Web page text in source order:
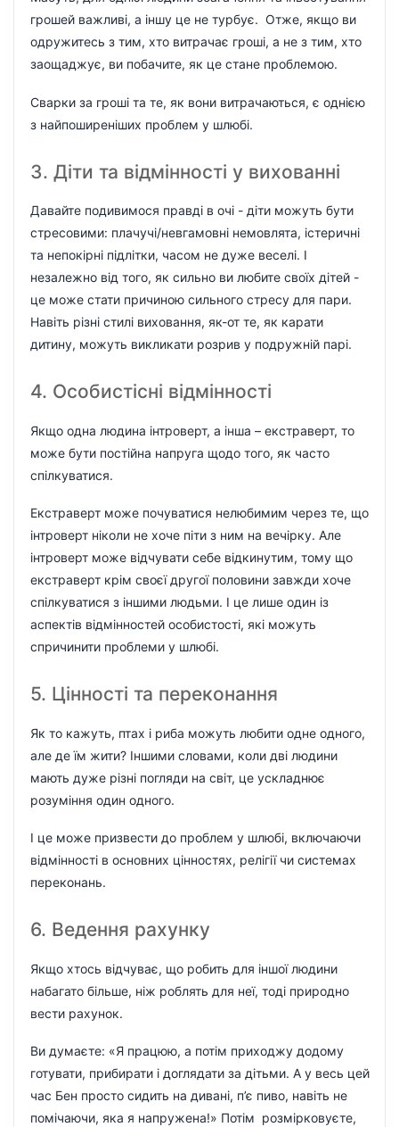
грошей важливі, а іншу це не турбує. Отже, якщо ви
одружитесь з тим, хто витрачає гроші, а не з тим, хто
заощаджує, ви побачите, як це стане проблемою.
Сварки за гроші та те, як вони витрачаються, є однією
з найпоширеніших проблем у шлюбі.
3. Діти та відмінності у вихованні
Давайте подивимося правді в очі - діти можуть бути
стресовими: плачучі/невгамовні немовлята, істеричні
та непокірні підлітки, часом не дуже веселі. І
незалежно від того, як сильно ви любите своїх дітей -
це може стати причиною сильного стресу для пари.
Навіть різні стилі виховання, як-от те, як карати
дитину, можуть викликати розрив у подружній парі.
4. Особистісні відмінності
Якщо одна людина інтроверт, а інша – екстраверт, то
може бути постійна напруга щодо того, як часто
спілкуватися.
Екстраверт може почуватися нелюбимим через те, що
інтроверт ніколи не хоче піти з ним на вечірку. Але
інтроверт може відчувати себе відкинутим, тому що
екстраверт крім своєї другої половини завжди хоче
спілкуватися з іншими людьми. І це лише один із
аспектів відмінностей особистості, які можуть
спричинити проблеми у шлюбі.
5. Цінності та переконання
Як то кажуть, птах і риба можуть любити одне одного,
але де їм жити? Іншими словами, коли дві людини
мають дуже різні погляди на світ, це ускладнює
розуміння один одного.
І це може призвести до проблем у шлюбі, включаючи
відмінності в основних цінностях, релігії чи системах
переконань.
6. Ведення рахунку
Якщо хтось відчуває, що робить для іншої людини
набагато більше, ніж роблять для неї, тоді природно
вести рахунок.
Ви думаєте: «Я працюю, а потім приходжу додому
готувати, прибирати і доглядати за дітьми. А у весь цей
час Бен просто сидить на дивані, п’є пиво, навіть не
помічаючи, яка я напружена!» Потім розмірковуєте,